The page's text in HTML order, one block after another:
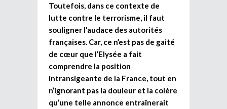
Toutefois, dans ce contexte de
lutte contre le terrorisme, il faut
souligner l’audace des autorités
françaises. Car, ce n’est pas de gaité
de cœur que l’Elysée a fait
comprendre la position
intransigeante de la France, tout en
n’ignorant pas la douleur et la colère
qu’une telle annonce entraînerait